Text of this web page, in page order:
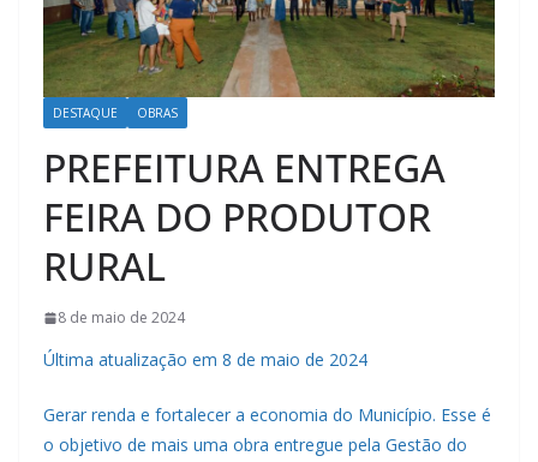
DESTAQUE OBRAS
PREFEITURA ENTREGA
FEIRA DO PRODUTOR
RURAL
8 de maio de 2024
Última atualização em 8 de maio de 2024
Gerar renda e fortalecer a economia do Município. Esse é
o objetivo de mais uma obra entregue pela Gestão do